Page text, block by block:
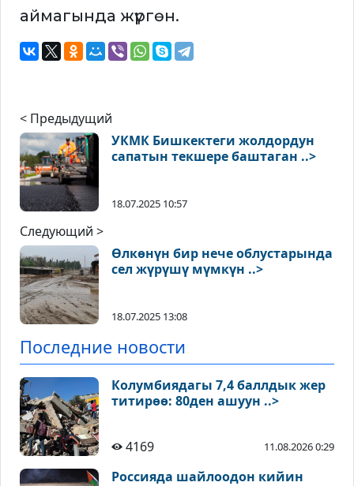
аймагында жүргөн.
< Предыдущий
УКМК Бишкектеги жолдордун
сапатын текшере баштаган ..>
18.07.2025 10:57
Следующий >
Өлкөнүн бир нече облустарында
сел жүрүшү мүмкүн ..>
18.07.2025 13:08
Последние новости
Колумбиядагы 7,4 баллдык жер
титирөө: 80ден ашуун ..>
4169 11.08.2026 0:29
Россияда шайлоодон кийин